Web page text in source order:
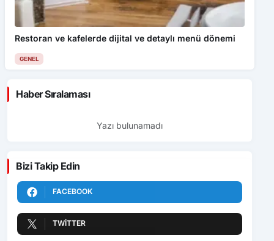
Restoran ve kafelerde dijital ve detaylı menü dönemi
GENEL
Haber Sıralaması
Yazı bulunamadı
Bizi Takip Edin
FACEBOOK
TWITTER